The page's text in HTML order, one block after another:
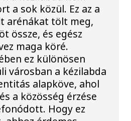
a sok közül. Ez az a
arénákat tölt meg,
össze, és egész
maga köré.
ez különösen
városban a kézilabda
alapköve, ahol
a közösség érzése
Hogy ez